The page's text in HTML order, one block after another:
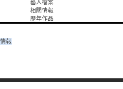
藝人檔案
相關情報
歷年作品
報